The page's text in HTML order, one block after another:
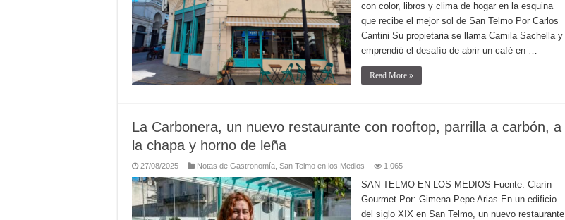
con color, libros y clima de hogar en la esquina
que recibe el mejor sol de San Telmo Por Carlos
Cantini Su propietaria se llama Camila Sachella y
emprendió el desafío de abrir un café en …
Read More »
La Carbonera, un nuevo restaurante con rooftop, parrilla a carbón, a
la chapa y horno de leña
27/08/2025 Notas de Gastronomía San Telmo en los Medios 1,065
SAN TELMO EN LOS MEDIOS Fuente: Clarín –
Gourmet Por: Gimena Pepe Arias En un edificio
del siglo XIX en San Telmo, un nuevo restaurante